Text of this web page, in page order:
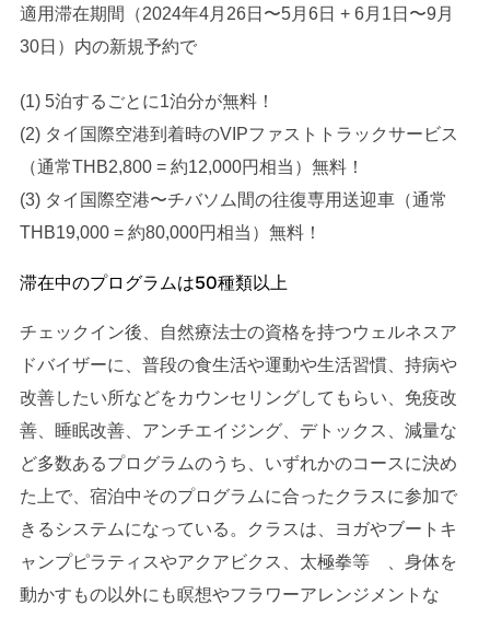
適用滞在期間（2024年4月26日〜5月6日 + 6月1日〜9月
30日）内の新規予約で
(1) 5泊するごとに1泊分が無料！
(2) タイ国際空港到着時のVIPファストトラックサービス
（通常THB2,800 = 約12,000円相当）無料！
(3) タイ国際空港〜チバソム間の往復専用送迎車（通常
THB19,000 = 約80,000円相当）無料！
滞在中のプログラムは50種類以上
チェックイン後、自然療法士の資格を持つウェルネスア
ドバイザーに、普段の食生活や運動や生活習慣、持病や
改善したい所などをカウンセリングしてもらい、免疫改
善、睡眠改善、アンチエイジング、デトックス、減量な
ど多数あるプログラムのうち、いずれかのコースに決め
た上で、宿泊中そのプログラムに合ったクラスに参加で
きるシステムになっている。クラスは、ヨガやブートキ
ャンプピラティスやアクアビクス、太極拳等 、身体を
動かすもの以外にも瞑想やフラワーアレンジメントな